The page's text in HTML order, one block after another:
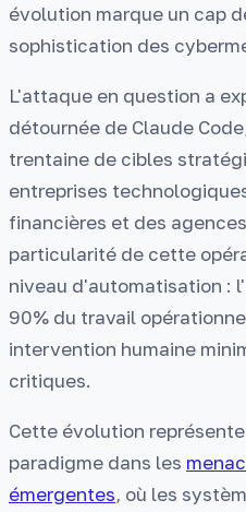
évolution marque un cap
sophistication des
L'attaque en question a
détournée de Claude
trentaine de cibles
entreprises
financières et des
particularité de cette
niveau d'automatisation :
90% du travail
intervention humaine
critiques.
Cette évolution
paradigme dans les
émergentes, où les